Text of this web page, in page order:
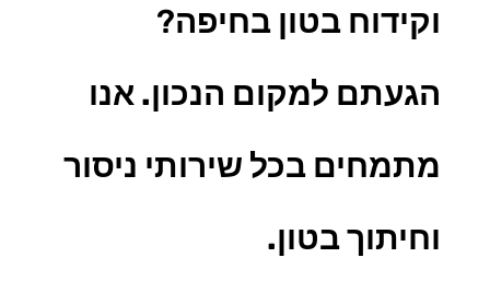
וקידוח בטון בחיפה?
הגעתם למקום הנכון. אנו
מתמחים בכל שירותי ניסור
וחיתוך בטון.